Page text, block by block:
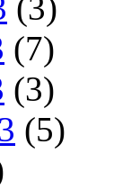
(7)
(3)
(5)